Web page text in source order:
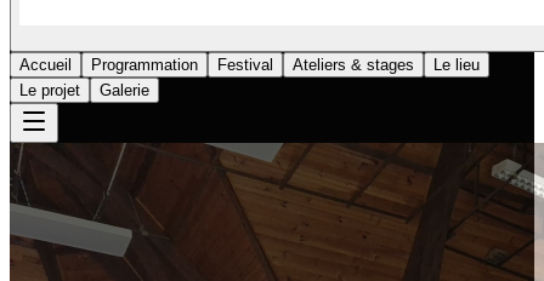
Accueil Programmation Festival Ateliers & stages
Le lieu
Le projet
Galerie